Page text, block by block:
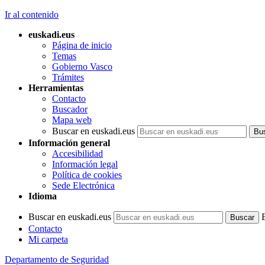
Ir al contenido
euskadi.eus
Página de inicio
Temas
Gobierno Vasco
Trámites
Herramientas
Contacto
Buscador
Mapa web
Buscar en euskadi.eus
Información general
Accesibilidad
Información legal
Política de cookies
Sede Electrónica
Idioma
Buscar en euskadi.eus
Contacto
Mi carpeta
Departamento de Seguridad